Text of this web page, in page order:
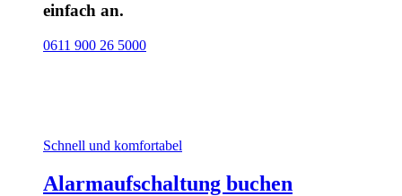
einfach an.
0611 900 26 5000
Schnell und komfortabel
Alarmaufschaltung buchen